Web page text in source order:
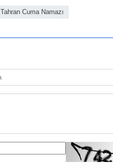
Tahran Cuma Namazı